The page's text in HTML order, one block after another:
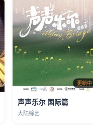
更新中
声声乐尔 国际篇
大陆综艺